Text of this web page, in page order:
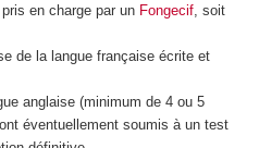
en charge par un Fongecif, soit
de la langue française écrite et
anglaise (minimum de 4 ou 5
éventuellement soumis à un test